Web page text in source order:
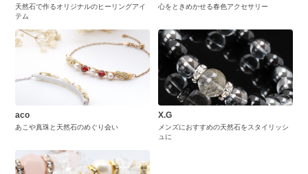
天然石で作るオリジナルのヒーリングアイ
テム
心をときめかせる春色アクセサリー
aco
あこや真珠と天然石のめぐり会い
X.G
メンズにおすすめの天然石をスタイリッシ
ュに